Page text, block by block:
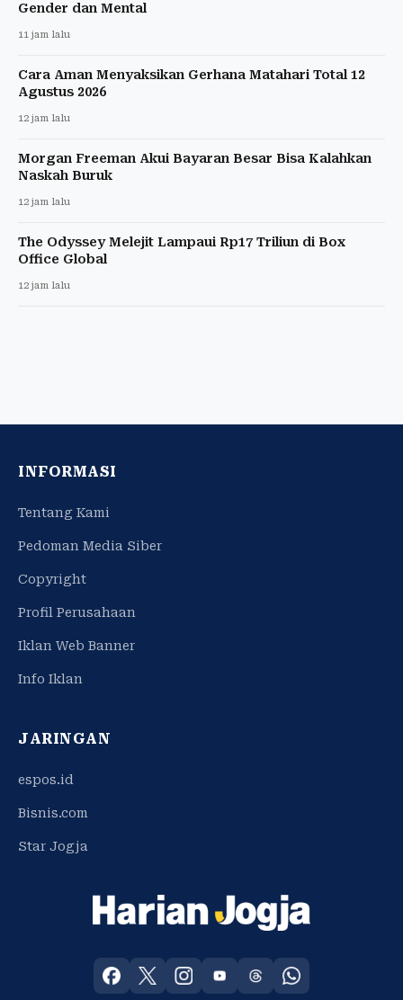
Gender dan Mental
11 jam lalu
Cara Aman Menyaksikan Gerhana Matahari Total 12
Agustus 2026
12 jam lalu
Morgan Freeman Akui Bayaran Besar Bisa Kalahkan
Naskah Buruk
12 jam lalu
The Odyssey Melejit Lampaui Rp17 Triliun di Box
Office Global
12 jam lalu
INFORMASI
Tentang Kami
Pedoman Media Siber
Copyright
Profil Perusahaan
Iklan Web Banner
Info Iklan
JARINGAN
espos.id
Bisnis.com
Star Jogja